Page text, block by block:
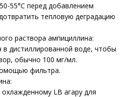
55°C перед добавлением
тепловую деградацию
раствора ампициллина:
в дистиллированной воде, чтобы
обычно 100 мг/мл.
фильтра.
LB агару для